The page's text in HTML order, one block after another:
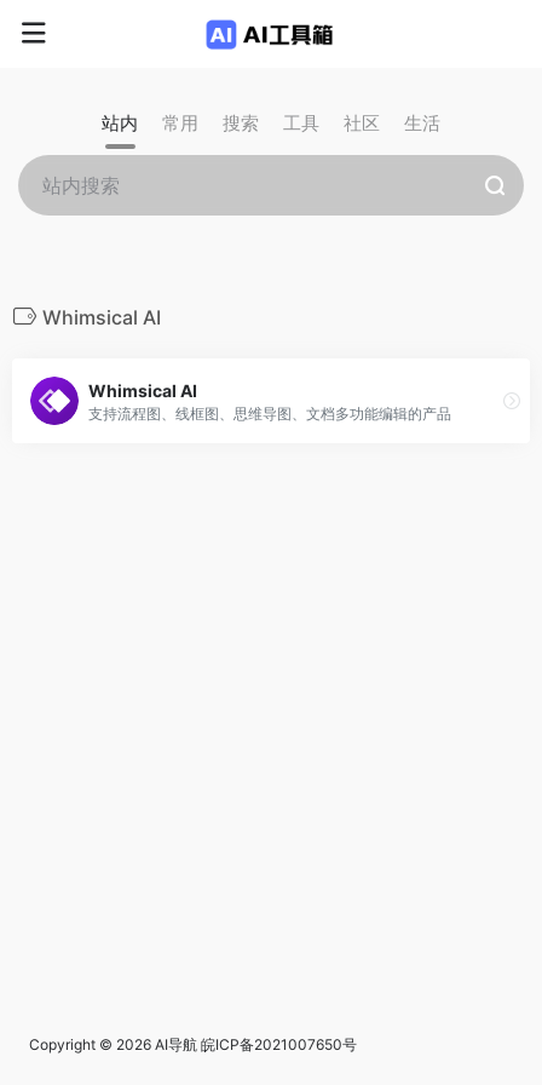
站内 常用 搜索 工具 社区 生活
Whimsical AI
Whimsical AI
支持流程图、线框图、思维导图、文档多功能编辑的产品
Copyright © 2026 AI导航 皖ICP备2021007650号